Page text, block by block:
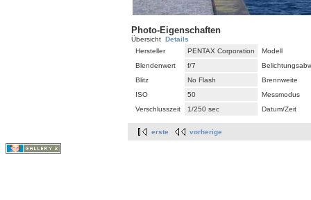
Photo-Eigenschaften
Übersicht Details
Hersteller
PENTAX Corporation
Modell
Blendenwert
f/7
Blitz
No Flash
Brennweite
ISO
50
Messmodus
Verschlusszeit
1/250 sec Datum/Zeit
erste vorherige